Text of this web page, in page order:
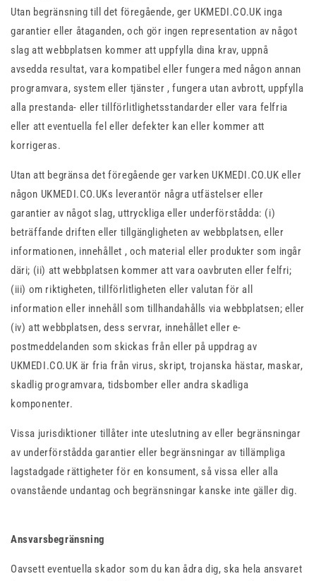
Utan begränsning till det föregående, ger UKMEDI.CO.UK inga
garantier eller åtaganden, och gör ingen representation av något
slag att webbplatsen kommer att uppfylla dina krav, uppnå
avsedda resultat, vara kompatibel eller fungera med någon annan
programvara, system eller tjänster , fungera utan avbrott, uppfylla
alla prestanda- eller tillförlitlighetsstandarder eller vara felfria
eller att eventuella fel eller defekter kan eller kommer att
korrigeras.
Utan att begränsa det föregående ger varken UKMEDI.CO.UK eller
någon UKMEDI.CO.UKs leverantör några utfästelser eller
garantier av något slag, uttryckliga eller underförstådda: (i)
beträffande driften eller tillgängligheten av webbplatsen, eller
informationen, innehållet , och material eller produkter som ingår
däri; (ii) att webbplatsen kommer att vara oavbruten eller felfri;
(iii) om riktigheten, tillförlitligheten eller valutan för all
information eller innehåll som tillhandahålls via webbplatsen; eller
(iv) att webbplatsen, dess servrar, innehållet eller e-
postmeddelanden som skickas från eller på uppdrag av
UKMEDI.CO.UK är fria från virus, skript, trojanska hästar, maskar,
skadlig programvara, tidsbomber eller andra skadliga
komponenter.
Vissa jurisdiktioner tillåter inte uteslutning av eller begränsningar
av underförstådda garantier eller begränsningar av tillämpliga
lagstadgade rättigheter för en konsument, så vissa eller alla
ovanstående undantag och begränsningar kanske inte gäller dig.
Ansvarsbegränsning
Oavsett eventuella skador som du kan ådra dig, ska hela ansvaret